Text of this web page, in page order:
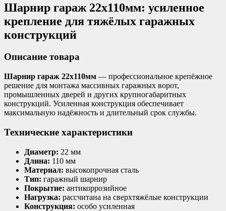
Шарнир гараж 22х110мм: усиленное
крепление для тяжёлых гаражных
конструкций
Описание товара
Шарнир гараж 22х110мм — профессиональное крепёжное
решение для монтажа массивных гаражных ворот,
промышленных дверей и других крупногабаритных
конструкций. Усиленная конструкция обеспечивает
максимальную надёжность и длительный срок службы.
Технические характеристики
Диаметр: 22 мм
Длина: 110 мм
Материал: высокопрочная сталь
Тип: гаражный шарнир
Покрытие: антикоррозийное
Нагрузка: рассчитана на сверхтяжёлые конструкции
Конструкция: особо усиленная